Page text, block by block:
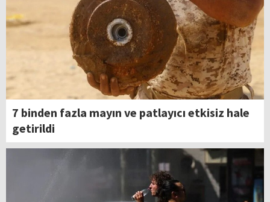
7 binden fazla mayın ve patlayıcı etkisiz hale
getirildi